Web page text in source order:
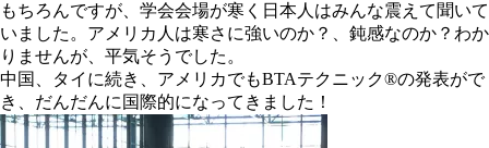
もちろんですが、学会会場が寒く日本人はみんな震えて聞いて
いました。アメリカ人は寒さに強いのか？、鈍感なのか？わか
りませんが、平気そうでした。
中国、タイに続き、アメリカでもBTAテクニック®の発表がで
き、だんだんに国際的になってきました！